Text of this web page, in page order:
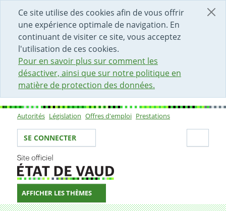
Ce site utilise des cookies afin de vous offrir
une expérience optimale de navigation. En
continuant de visiter ce site, vous acceptez
l'utilisation de ces cookies.
Pour en savoir plus sur comment les
désactiver, ainsi que sur notre politique en
matière de protection des données.
DÉBUT DU CONTENU DE LA PAGE
ACCÈS AU CHAMP DE RECHERCHE
PAGE D'ACCUEIL
FORMULAIRE DE CONTACT
Sous-navigation
Autorités Législation Offres d'emploi Prestations
Votre identité
SE CONNECTER
AFFICHER LES THÈMES